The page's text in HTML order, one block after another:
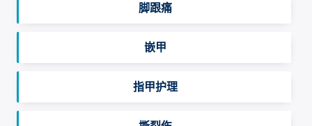
脚跟痛
嵌甲
指甲护理